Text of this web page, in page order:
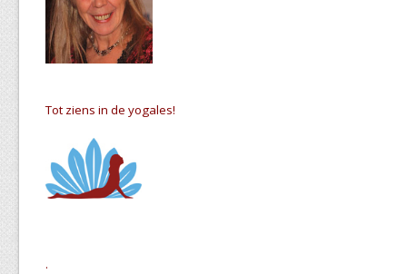
Tot ziens in de yogales!
.